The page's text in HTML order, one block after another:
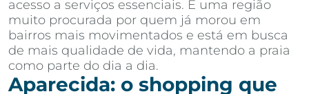
acesso a serviços essenciais. É uma região
muito procurada por quem já morou em
bairros mais movimentados e está em busca
de mais qualidade de vida, mantendo a praia
como parte do dia a dia.
Aparecida: o shopping que